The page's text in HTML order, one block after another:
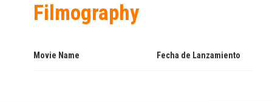
Filmography
Movie Name Fecha de Lanzamiento